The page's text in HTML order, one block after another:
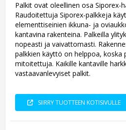
Palkit ovat oleellinen osa Siporex-
Raudoitettuja Siporex-palkkeja
elementtiseinien ikkuna- ja
kantavina rakenteina. Palkeilla
nopeasti ja vaivattomasti.
palkkien käyttö on helppoa, koska
mitoitettuja. Kaikille kantaville
vastaavanlevyiset palkit.
SIIRRY TUOTTEEN KOTISIVULLE